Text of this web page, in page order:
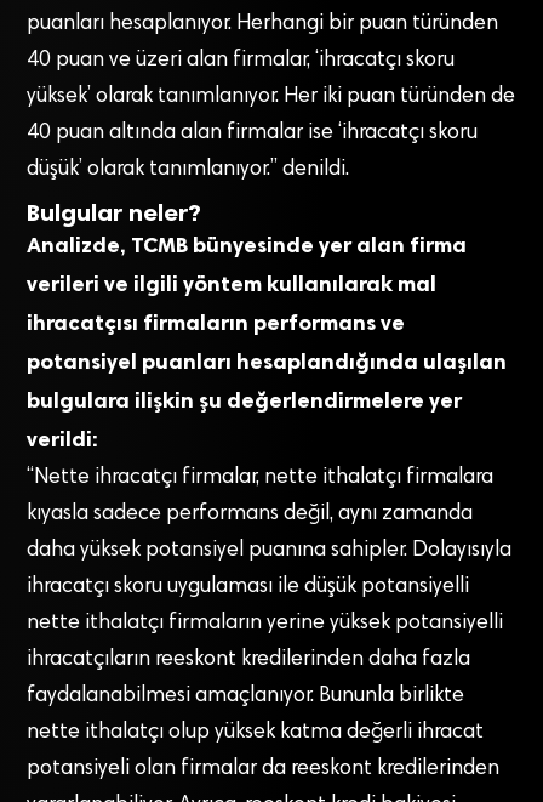
puanları hesaplanıyor. Herhangi bir puan türünden
40 puan ve üzeri alan firmalar, ‘ihracatçı skoru
yüksek’ olarak tanımlanıyor. Her iki puan türünden de
40 puan altında alan firmalar ise ‘ihracatçı skoru
düşük’ olarak tanımlanıyor.” denildi.
Bulgular neler?
Analizde, TCMB bünyesinde yer alan firma
verileri ve ilgili yöntem kullanılarak mal
ihracatçısı firmaların performans ve
potansiyel puanları hesaplandığında ulaşılan
bulgulara ilişkin şu değerlendirmelere yer
verildi:
“Nette ihracatçı firmalar, nette ithalatçı firmalara
kıyasla sadece performans değil, aynı zamanda
daha yüksek potansiyel puanına sahipler. Dolayısıyla
ihracatçı skoru uygulaması ile düşük potansiyelli
nette ithalatçı firmaların yerine yüksek potansiyelli
ihracatçıların reeskont kredilerinden daha fazla
faydalanabilmesi amaçlanıyor. Bununla birlikte
nette ithalatçı olup yüksek katma değerli ihracat
potansiyeli olan firmalar da reeskont kredilerinden